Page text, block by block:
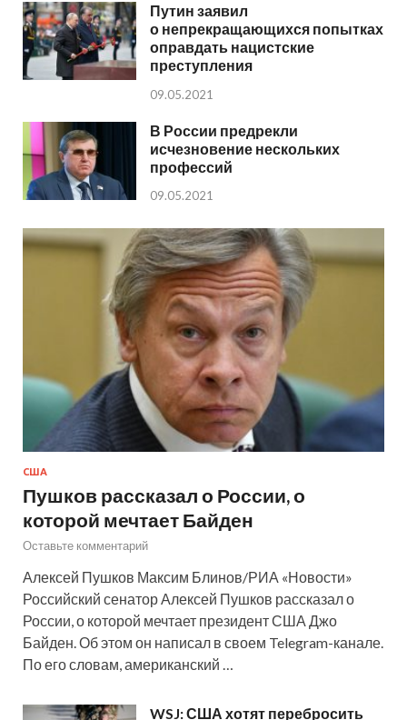
Путин заявил
о непрекращающихся попытках
оправдать нацистские
преступления
09.05.2021
В России предрекли
исчезновение нескольких
профессий
09.05.2021
США
Пушков рассказал о России, о
которой мечтает Байден
Оставьте комментарий
Алексей Пушков Максим Блинов/РИА «Новости»
Российский сенатор Алексей Пушков рассказал о
России, о которой мечтает президент США Джо
Байден. Об этом он написал в своем Telegram-канале.
По его словам, американский …
WSJ: США хотят перебросить